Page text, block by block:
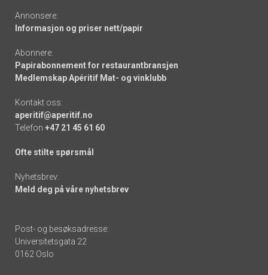
Annonsere:
Informasjon og priser nett/papir
Abonnere:
Papirabonnement for restaurantbransjen
Medlemskap Apéritif Mat- og vinklubb
Kontakt oss:
aperitif@aperitif.no
Telefon +47 21 45 61 60
Ofte stilte spørsmål
Nyhetsbrev:
Meld deg på våre nyhetsbrev
Post- og besøksadresse:
Universitetsgata 22
0162 Oslo